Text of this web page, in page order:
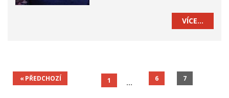
VÍCE…
PŘEDCHOZÍ 1 6 7